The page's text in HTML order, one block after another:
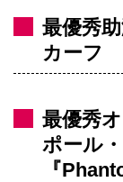
最優秀
カーフ
最優秀
ポール
『